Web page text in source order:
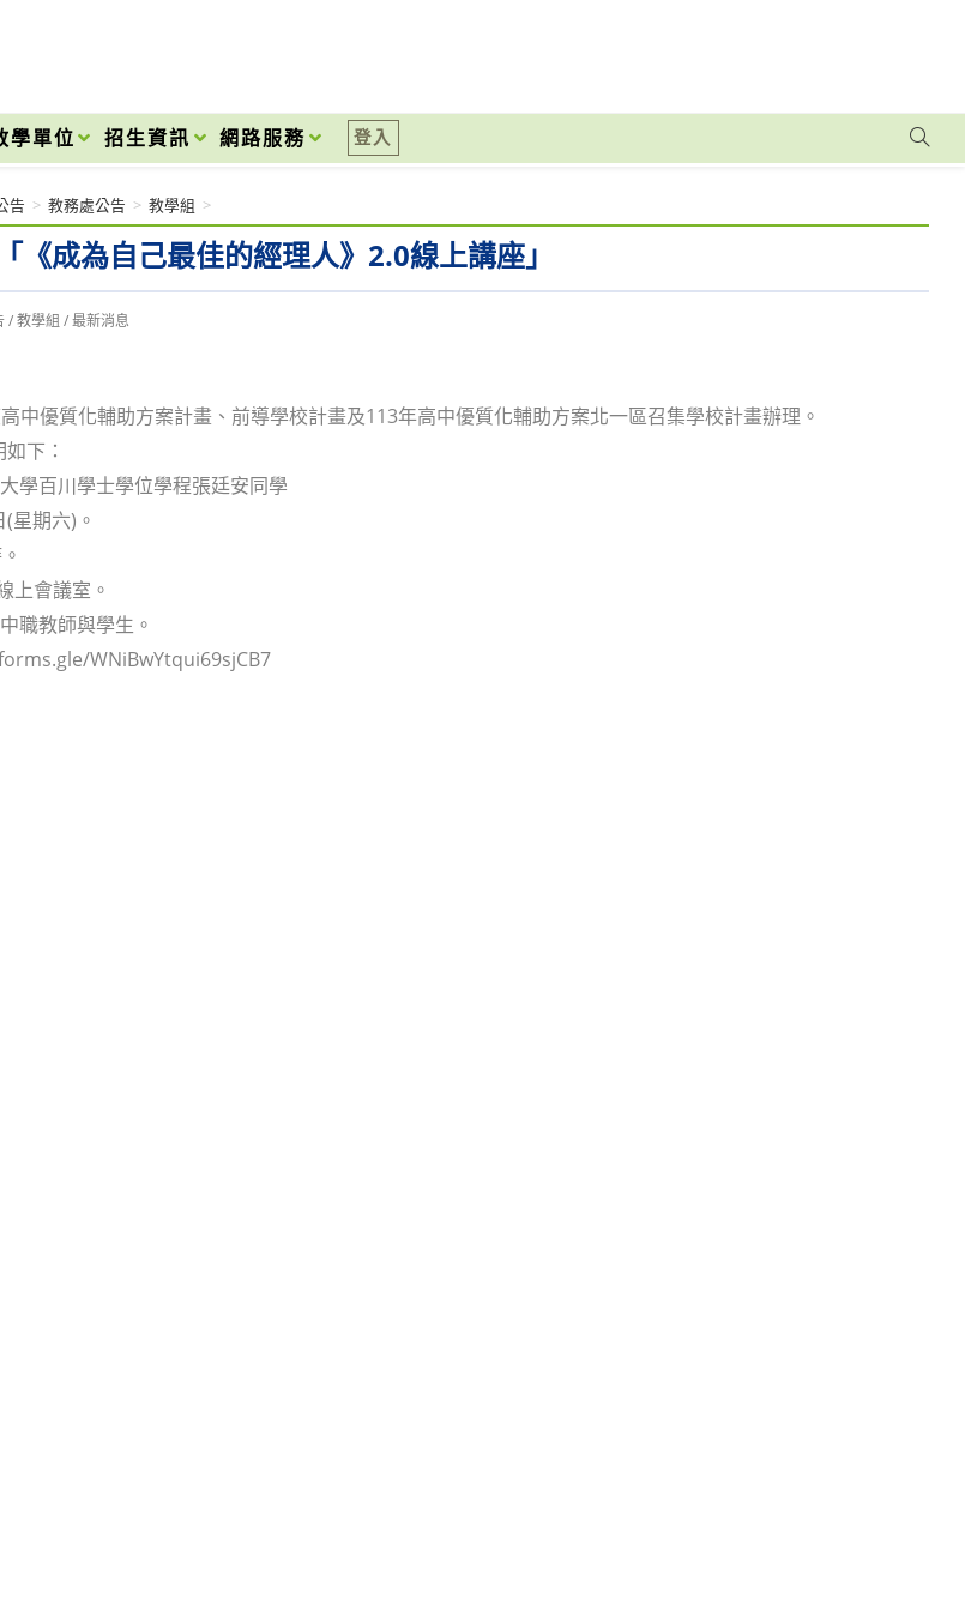
學單位 招生資訊 網路服務 登入
《成為自己最佳的經理人》2.0線上講座」
告 > 教務處公告 > 教學組 >
/ 教學組 / 最新消息
中優質化輔助方案計畫、前導學校計畫及113年高中優質化輔助方案北一區召集學校計畫辦理。
下：
學百川學士學位學程張廷安同學
星期六)。
上會議室。
職教師與學生。
WNiBwYtqui69sjCB7